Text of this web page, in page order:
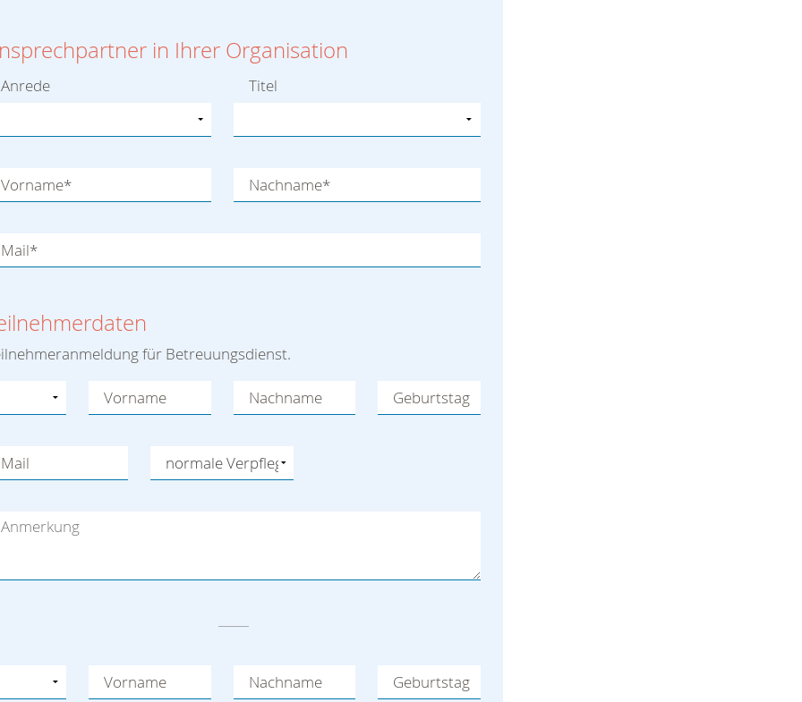
in Ihrer Organisation
Anrede Titel
Vorname* Nachname*
Mail*
für Betreuungsdienst.
Vorname Nachname Geburtstag
Mail
Vorname Nachname Geburtstag